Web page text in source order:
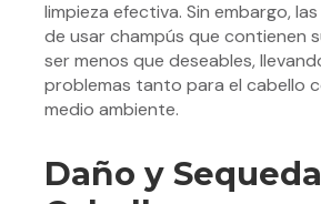
limpieza efectiva. Sin embargo,
de usar champús que contienen
ser menos que deseables,
problemas tanto para el cabello
medio ambiente.
Daño y